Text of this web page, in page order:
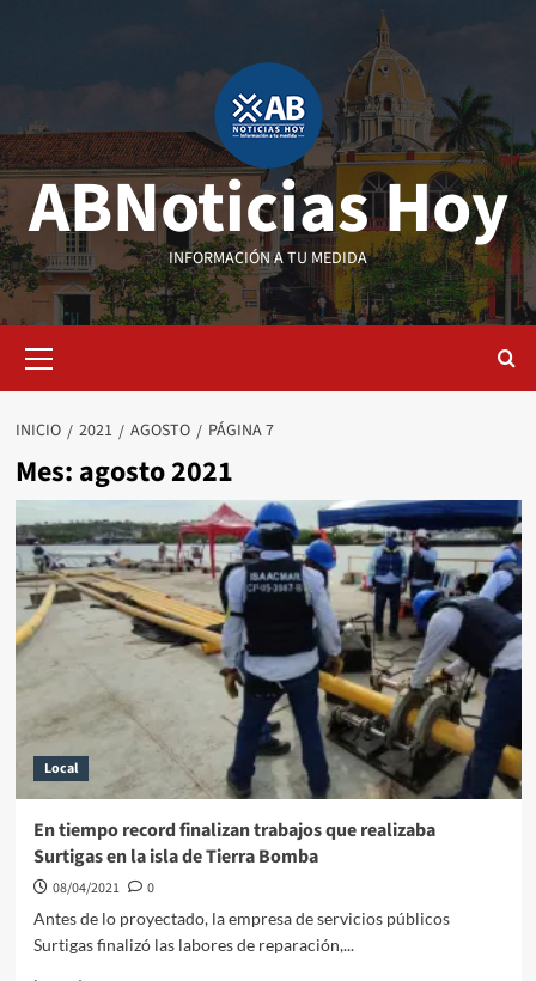
ABNoticias Hoy
INFORMACIÓN A TU MEDIDA
primario
INICIO 2021 AGOSTO PÁGINA 7
Mes: agosto 2021
Local
En tiempo record finalizan trabajos que realizaba
Surtigas en la isla de Tierra Bomba
08/04/2021
0
Antes de lo proyectado, la empresa de servicios públicos
Surtigas finalizó las labores de reparación,...